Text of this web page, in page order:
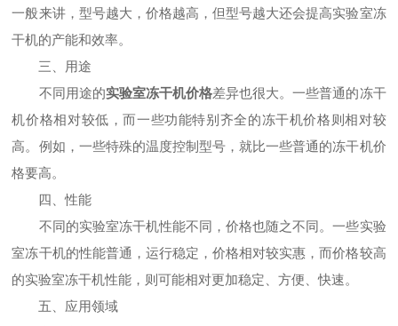
一般来讲，型号越大，价格越高，但型号越大还会提高实验室冻
干机的产能和效率。
三、用途
不同用途的实验室冻干机价格差异也很大。一些普通的冻干
机价格相对较低，而一些功能特别齐全的冻干机价格则相对较
高。例如，一些特殊的温度控制型号，就比一些普通的冻干机价
格要高。
四、性能
不同的实验室冻干机性能不同，价格也随之不同。一些实验
室冻干机的性能普通，运行稳定，价格相对较实惠，而价格较高
的实验室冻干机性能，则可能相对更加稳定、方便、快速。
五、应用领域